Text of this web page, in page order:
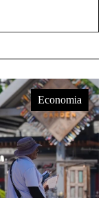
Economia